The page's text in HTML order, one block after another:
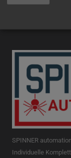
SPINNER
Individuelle